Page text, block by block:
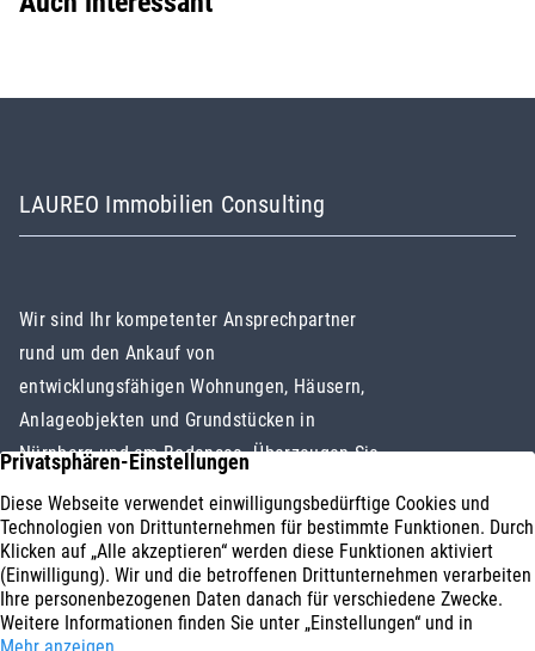
LAUREO Immobilien Consulting
Wir sind Ihr kompetenter Ansprechpartner
rund um den Ankauf von
entwicklungsfähigen Wohnungen, Häusern,
Anlageobjekten und Grundstücken in
Nürnberg und am Bodensee. Überzeugen Sie
Immobilienankauf
Geschäftsbereiche
Impressum
Datenschutz